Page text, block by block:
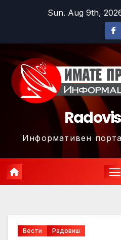
Sun. Aug 9th,
Информативен
Вести Радовиш